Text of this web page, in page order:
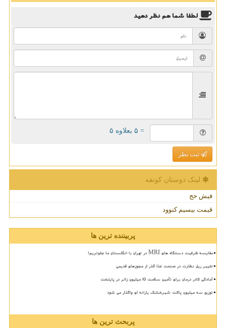
لطفا شما همنظر دهید
= ۵ بعلاوه ۵
ثبت نظر
لینک دوستان كونفه
فیش حج
قیمت بیسیم کنوود
پربیننده ترین ها
مقایسه ظرفیت دستگاه های MRI در تهران با انگلستان ما جلوتریم!
تغییر ریل نظارت در صنعت غذا گذر از مجوزهای قدیمی
آمادگی کادر درمان برای تأمین سلامت 15 میلیون زائر در پایتخت
توزیع سه میلیون پاکت شیرخشک یارانه ای واگذار می شود
پربحث ترین ها